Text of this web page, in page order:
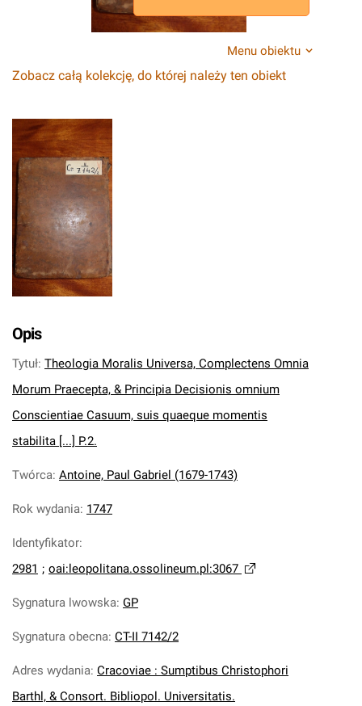
Menu obiektu
Zobacz całą kolekcję, do której należy ten obiekt
Opis
Tytuł: Theologia Moralis Universa, Complectens Omnia
Morum Praecepta, & Principia Decisionis omnium
Conscientiae Casuum, suis quaeque momentis
stabilita [...] P.2.
Twórca: Antoine, Paul Gabriel (1679-1743)
Rok wydania: 1747
Identyfikator:
2981 ; oai:leopolitana.ossolineum.pl:3067
Sygnatura lwowska: GP
Sygnatura obecna: CT-II 7142/2
Adres wydania: Cracoviae : Sumptibus Christophori
Barthl, & Consort. Bibliopol. Universitatis.